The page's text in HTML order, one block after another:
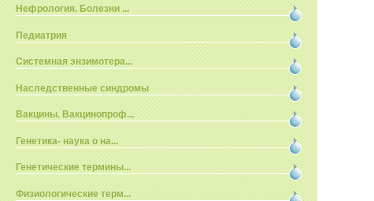
Нефрология. Болезни ...
Педиатрия
Системная энзимотера...
Наследственные синдромы
Вакцины. Вакцинопроф...
Генетика- наука о на...
Генетические термины...
Физиологические терм...